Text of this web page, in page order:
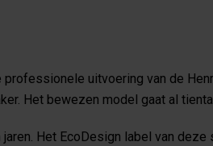
uitvoering van de
Het bewezen model gaat al
Het EcoDesign label van